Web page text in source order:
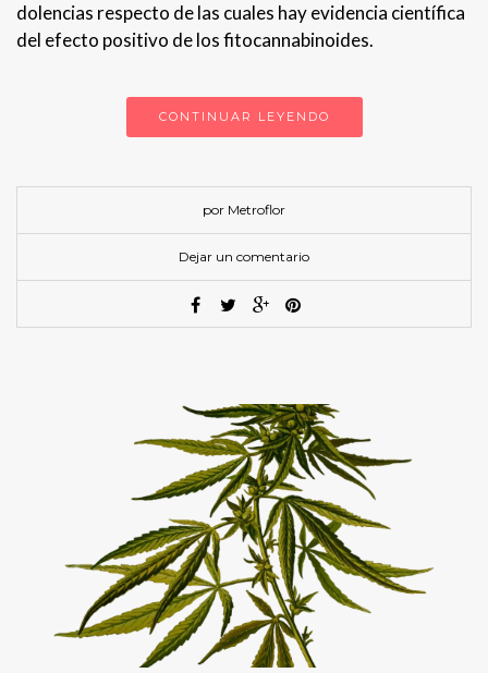
dolencias respecto de las cuales hay evidencia científica
del efecto positivo de los fitocannabinoides.
CONTINUAR LEYENDO
por Metroflor
Dejar un comentario